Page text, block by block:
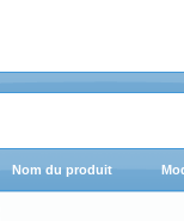
Nom du produit